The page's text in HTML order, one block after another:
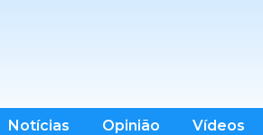
Notícias Opinião Vídeos